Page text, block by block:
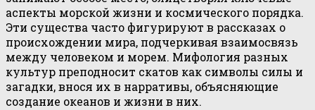
аспекты морской жизни и космического порядка.
Эти существа часто фигурируют в рассказах о
происхождении мира, подчеркивая взаимосвязь
между человеком и морем. Мифология разных
культур преподносит скатов как символы силы и
загадки, внося их в нарративы, объясняющие
создание океанов и жизни в них.